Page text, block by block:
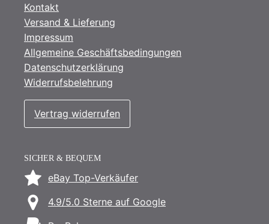
Kontakt
Versand & Lieferung
Impressum
Allgemeine Geschäftsbedingungen
Datenschutzerklärung
Widerrufsbelehrung
Vertrag widerrufen
SICHER & BEQUEM
eBay Top-Verkäufer
4.9/5.0 Sterne auf Google